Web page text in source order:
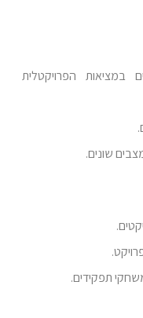
במציאות הפרויקטלית
שונים.